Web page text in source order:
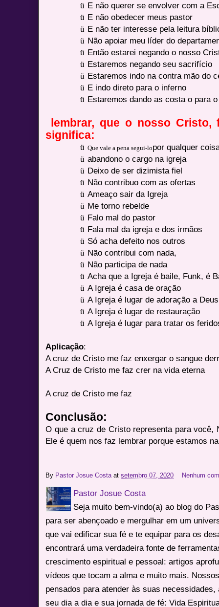
ü E não querer se envolver com a
ü E não obedecer meus pastor
ü E não ter interesse pela leitura
ü Não apoiar meu líder do
ü Então estarei negando o nosso
ü Estaremos negando seu sacrifício
ü Estaremos indo na contra mão do
ü E indo direto para o inferno
ü Estaremos dando as costa o para
lembrar, que o nosso
significa:
ü Que vale a pena segui-lopor qualquer
ü abandono o cargo na igreja
ü Deixo de ser dizimista fiel
ü Não contribuo com as ofertas
ü Ameaço sair da Igreja
ü Me torno rebelde
ü Falo mal do pastor
ü Fala mal da igreja e dos irmãos
ü Só acha defeito nos outros
ü Não contribui com nada,
ü Não participa de nada
ü Acha que a Igreja é baile, Funk, é
ü A Igreja é casa de oração
ü A Igreja é lugar de adoração a Deus
ü A Igreja é lugar de restauração
ü A Igreja é lugar para tratar os
Aplicação:
A cruz de Cristo me faz enxergar o sangue
A Cruz de Cristo me faz crer na vida eterna
A cruz de Cristo me faz
Conclusão:
O que a cruz de Cristo representa para
Ele é quem nos faz lembrar porque estamos
By Pastor Josue Costa atsetembro 07, 2020 Nenhum
Pastor Josue Costa
Seja muito bem-vindo(a) ao blog do
para ser abençoado e mergulhar em um
que vai edificar sua fé e te equipar para os
encontrará uma verdadeira fonte de
crescimento espiritual e pessoal: artigos
vídeos que tocam a alma e muito mais.
pensados para atender às suas
seu dia a dia e sua jornada de fé: Vida